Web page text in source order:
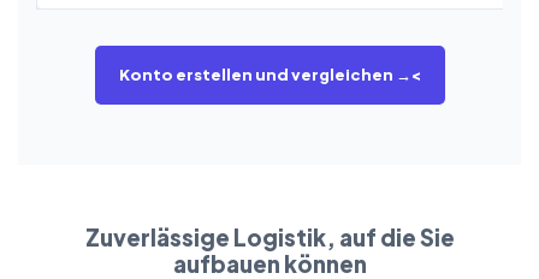
Konto erstellen und vergleichen →<
Zuverlässige Logistik, auf die Sie
aufbauen können